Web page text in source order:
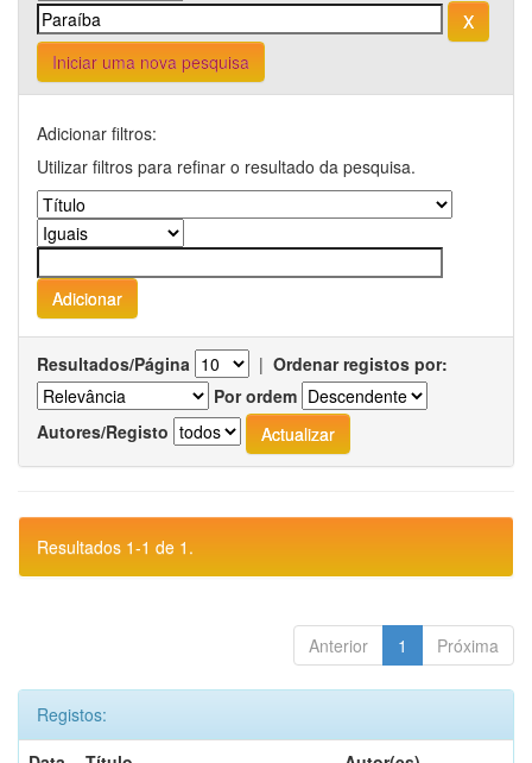
Iniciar uma nova pesquisa
Adicionar filtros:
Utilizar filtros para refinar o resultado da pesquisa.
Resultados/Página | Ordenar registos por:
Por ordem
Autores/Registo
Resultados 1-1 de 1.
Anterior 1 Próxima
Registos: